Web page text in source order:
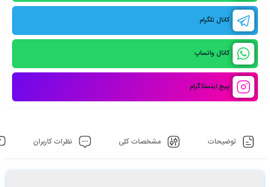
کانال تلگرام
کانال واتساپ
پیج اینستاگرام
توضیحات مشخصات کلی نظرات کاربران